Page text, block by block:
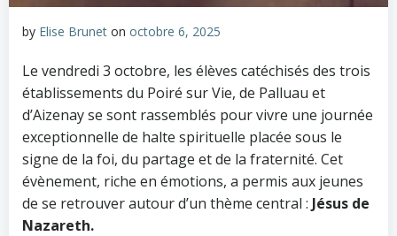
by Elise Brunet on octobre 6, 2025
Le vendredi 3 octobre, les élèves catéchisés des trois
établissements du Poiré sur Vie, de Palluau et
d’Aizenay se sont rassemblés pour vivre une journée
exceptionnelle de halte spirituelle placée sous le
signe de la foi, du partage et de la fraternité. Cet
évènement, riche en émotions, a permis aux jeunes
de se retrouver autour d’un thème central : Jésus de
Nazareth.